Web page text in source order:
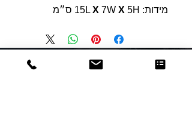
מידות: 15L X 7W X 5H ס״מ